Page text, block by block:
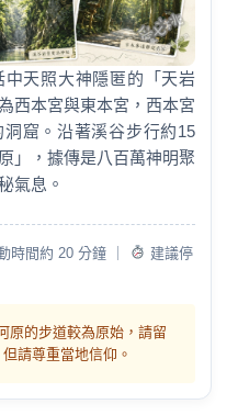
天照大神隱匿的「天岩
西本宮與東本宮，西本宮
窟。沿著溪谷步行約15
」，據傳是八百萬神明聚
氣息。
時間約 20 分鐘 ｜
建議停
原的步道較為原始，請留
請尊重當地信仰。